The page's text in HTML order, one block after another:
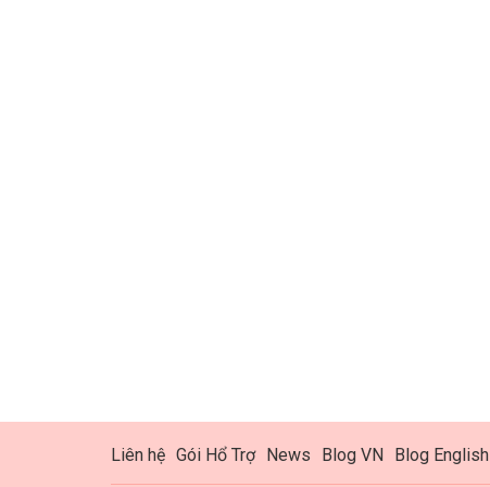
Liên hệ Gói Hổ Trợ News Blog VN Blog English